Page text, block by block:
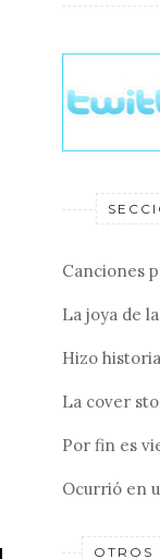
Canciones
La joya de
Hizo historia
La cover
Por fin es
Ocurrió en
OTROS